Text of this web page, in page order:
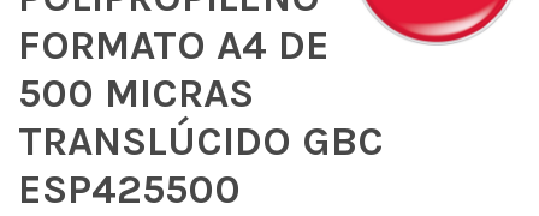
FORMATO A4 DE
500 MICRAS
TRANSLÚCIDO GBC
ESP425500